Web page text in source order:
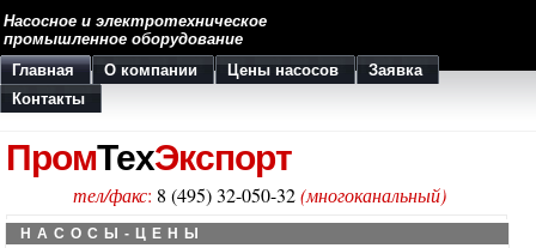
Насосное и электротехническое
промышленное оборудование
Главная
О компании Цены насосов
Заявка
Контакты
ПромТехЭкспорт
тел/факс: 8 (495) 32-050-32 (многоканальный)
НАСОСЫ-ЦЕНЫ